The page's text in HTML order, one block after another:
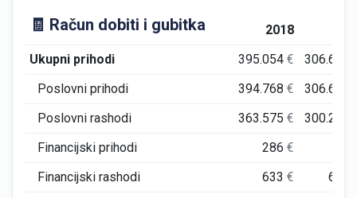
🧾 Račun dobiti i gubitka
2018
Ukupni prihodi
395.054€ 306.654
Poslovni prihodi
394.768€ 306.651
Poslovni rashodi
363.575€ 300.203
Financijski prihodi
286€
Financijski rashodi
633€ 607